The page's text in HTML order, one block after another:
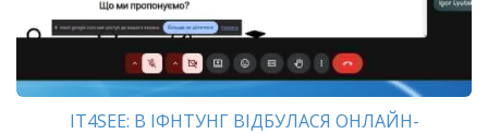
IT4SEE: В ІФНТУНГ ВІДБУЛАСЯ ОНЛАЙН-